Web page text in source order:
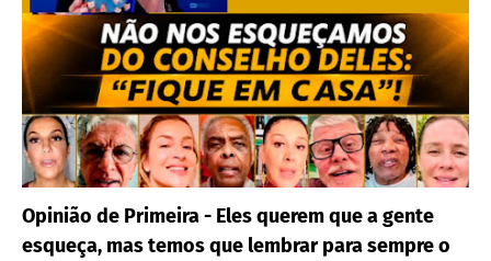
Opinião de Primeira - Eles querem que a gente
esqueça, mas temos que lembrar para sempre o